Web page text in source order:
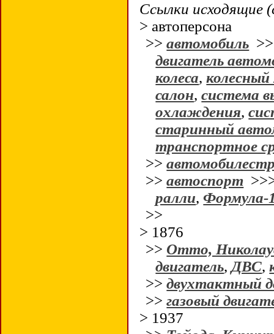
Ссылки исходящие
> автоперсона
>>автомобиль
двигатель
колеса,колесный
салон,система
охлаждения,
старинный
транспортное
>>
>>автоспорт
ралли,Формула-
>>
> 1876
>> Отто,
двигатель,ДВС,
>>двухтактный
>>газовый
> 1937